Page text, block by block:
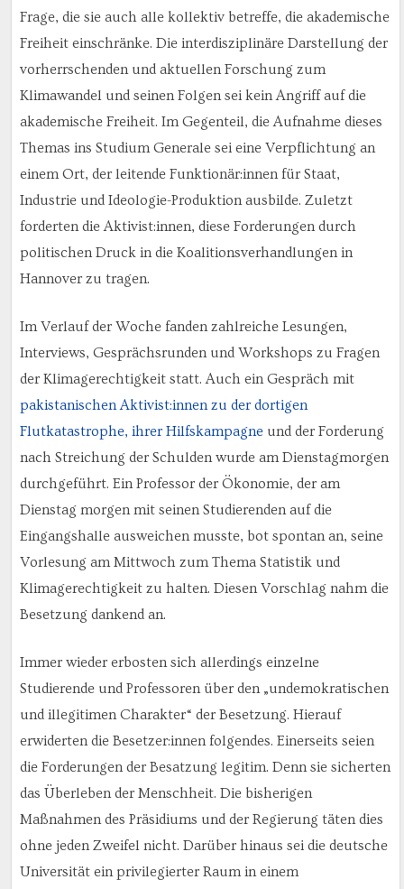
Frage, die sie auch alle kollektiv betreffe, die akademische
Freiheit einschränke. Die interdisziplinäre Darstellung der
vorherrschenden und aktuellen Forschung zum
Klimawandel und seinen Folgen sei kein Angriff auf die
akademische Freiheit. Im Gegenteil, die Aufnahme dieses
Themas ins Studium Generale sei eine Verpflichtung an
einem Ort, der leitende Funktionär:innen für Staat,
Industrie und Ideologie-Produktion ausbilde. Zuletzt
forderten die Aktivist:innen, diese Forderungen durch
politischen Druck in die Koalitionsverhandlungen in
Hannover zu tragen.
Im Verlauf der Woche fanden zahlreiche Lesungen,
Interviews, Gesprächsrunden und Workshops zu Fragen
der Klimagerechtigkeit statt. Auch ein Gespräch mit
pakistanischen Aktivist:innen zu der dortigen
Flutkatastrophe, ihrer Hilfskampagneund der Forderung
nach Streichung der Schulden wurde am Dienstagmorgen
durchgeführt. Ein Professor der Ökonomie, der am
Dienstag morgen mit seinen Studierenden auf die
Eingangshalle ausweichen musste, bot spontan an, seine
Vorlesung am Mittwoch zum Thema Statistik und
Klimagerechtigkeit zu halten. Diesen Vorschlag nahm die
Besetzung dankend an.
Immer wieder erbosten sich allerdings einzelne
Studierende und Professoren über den „undemokratischen
und illegitimen Charakter“ der Besetzung. Hierauf
erwiderten die Besetzer:innen folgendes. Einerseits seien
die Forderungen der Besatzung legitim. Denn sie sicherten
das Überleben der Menschheit. Die bisherigen
Maßnahmen des Präsidiums und der Regierung täten dies
ohne jeden Zweifel nicht. Darüber hinaus sei die deutsche
Universität ein privilegierter Raum in einem